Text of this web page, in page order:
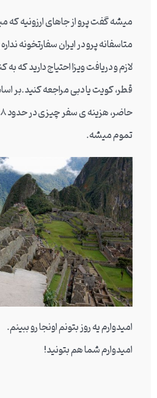
میشه گفت پرو از جاهای ارزونیه
متاسفانه پرو در ایران سفارتخونه
لازم و دریافت ویزا احتیاج دارید که
قطر، کویت یا دبی مراجعه کنید.بر
تموم میشه.
امیدوارم یه روز بتونم اونجا رو ببینم.
امیدوارم شما هم بتونید!